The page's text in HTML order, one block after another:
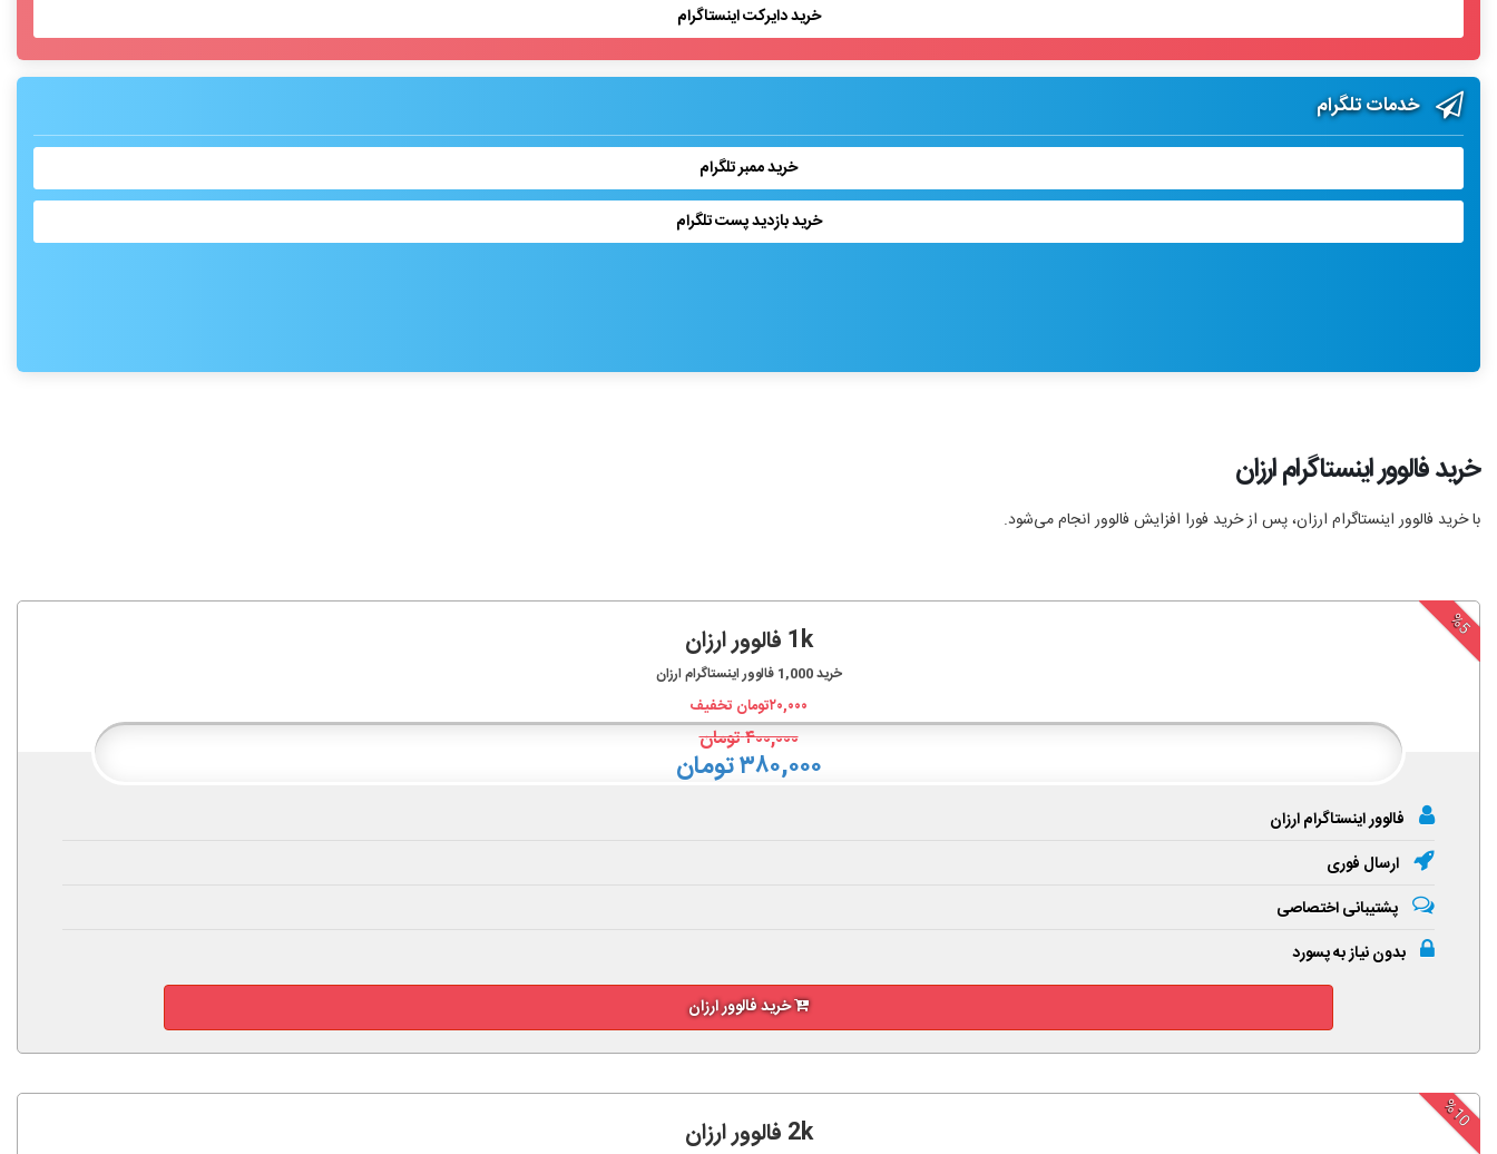
خرید دایرکت اینستاگرام
خدمات تلگرام
خرید ممبر تلگرام
خرید بازدید پست تلگرام
خرید فالوور اینستاگرام ارزان
با خرید فالوور اینستاگرام ارزان، پس از خرید فورا افزایش فالوور انجام‌ می‌شود.
%5 1k فالوور ارزان
خرید1,000 فالوور اینستاگرام ارزان
۲۰,۰۰۰تومان تخفیف
۴۰۰,۰۰۰تومان
۳۸۰,۰۰۰ تومان
فالوور اینستاگرام ارزان
ارسال فوری
پشتیبانی اختصاصی
بدون نیاز به پسورد
خرید فالوور ارزان
%10
2k فالوور ارزان